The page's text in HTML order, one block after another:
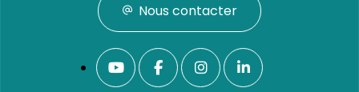
Nous contacter